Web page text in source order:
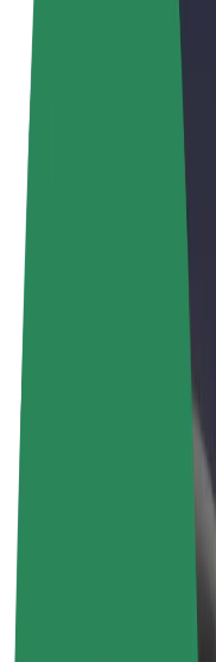
Leverera mat och
Lägg till restaurang
Lägg till ditt åkeri
Bolts produkter och